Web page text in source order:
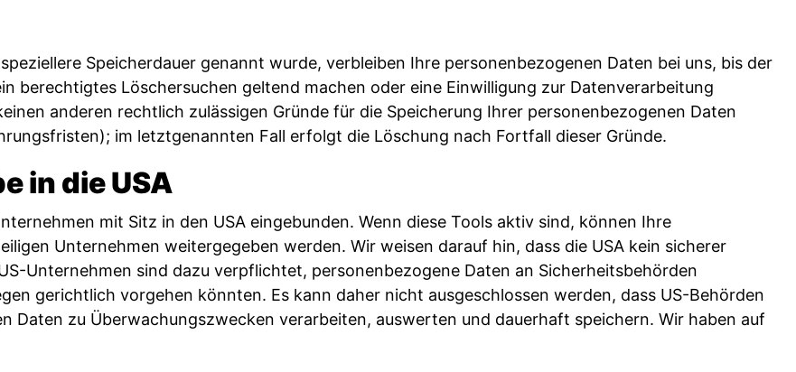
Speicherdauer genannt wurde, verbleiben Ihre personenbezogenen Daten bei uns, bis der
berechtigtes Löschersuchen geltend machen oder eine Einwilligung zur Datenverarbeitung
anderen rechtlich zulässigen Gründe für die Speicherung Ihrer personenbezogenen Daten
im letztgenannten Fall erfolgt die Löschung nach Fortfall dieser Gründe.
in die USA
mit Sitz in den USA eingebunden. Wenn diese Tools aktiv sind, können Ihre
Unternehmen weitergegeben werden. Wir weisen darauf hin, dass die USA kein sicherer
Unternehmen sind dazu verpflichtet, personenbezogene Daten an Sicherheitsbehörden
gerichtlich vorgehen könnten. Es kann daher nicht ausgeschlossen werden, dass US-Behörden
Daten zu Überwachungszwecken verarbeiten, auswerten und dauerhaft speichern. Wir haben auf